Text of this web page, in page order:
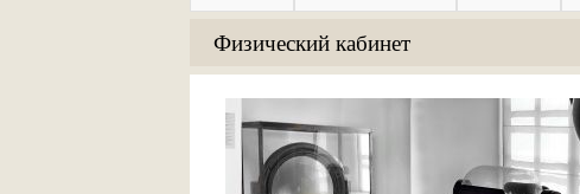
Физический кабинет